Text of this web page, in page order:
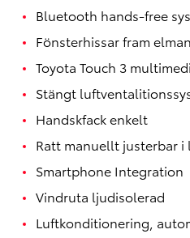
Bluetooth hands-free
Fönsterhissar fram
Toyota Touch 3
Stängt
Handskfack enkelt
Ratt manuellt justerbar i
Smartphone Integration
Vindruta ljudisolerad
Luftkonditionering,